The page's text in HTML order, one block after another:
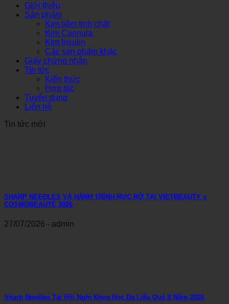
Giới thiệu
Sản phẩm
Kim tiêm tinh chất
Kim Cannula
Kim Insulin
Các sản phẩm khác
Giấy chứng nhận
Tin tức
Kiến thức
Hợp tác
Tuyển dụng
Liên hệ
Tin tức mới
SHARP NEEDLES VÀ HÀNH TRÌNH RỰC RỠ TẠI VIETBEAUTY x
COSMOBEAUTÉ 2026
27/07/2026 - admin
Sharp Needles Tại Hội Nghị Khoa Học Da Liễu Quý II Năm 2026